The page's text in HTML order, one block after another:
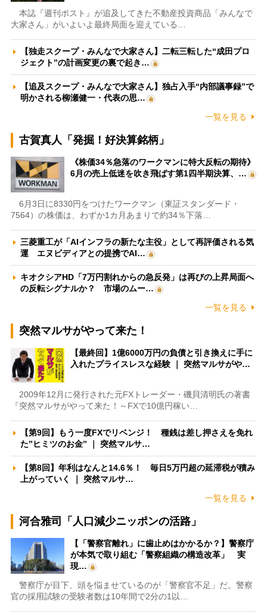
本誌『週刊ポスト』が追及してきた不動産投資商品「みんなで
大家さん」がいよいよ最終局面を迎えている…
【独走スクープ・みんなで大家さん】二転三転した“成田プロ
ジェクト”の計画変更の裏で起き…
【追及スクープ・みんなで大家さん】独占入手“内部議事録”で
明かされる柳瀬健一・代表の思…
一覧を見る
古賀真人「発掘！好決算銘柄」
《株価34％急落のワークマンに特大反転の期待》
6月の売上低迷を吹き飛ばす第1四半期決算、…
6月3日に8330円をつけたワークマン（東証スタンダード・
7564）の株価は、わずか1カ月あまりで約34％下落…
三菱重工が「AIインフラの新たな主役」として再評価される気
運 エヌビディアとの提携でAI…
キオクシアHD「7万円割れからの急反発」は再びの上昇局面へ
の反転シグナルか？ 市場のムー…
一覧を見る
突然マルサがやって来た！
【最終回】1億6000万円の負債と引き換えに手に
入れたプライスレスな経験 ｜ 突然マルサがや…
2009年12月に発行された元FXトレーダー・磯貝清明氏の著書
『突然マルサがやって来た！～FXで10億円稼い…
【第9回】もう一度FXでリベンジ！ 種銭は差し押さえを免れ
た”ヒミツのお金” ｜ 突然マルサ…
【第8回】年利はなんと14.6％！ 毎日5万円超の延滞税が積み
上がっていく ｜ 突然マルサ…
一覧を見る
河合雅司「人口減少ニッポンの活路」
【「警察官離れ」に歯止めはかかるか？】警察庁
が本気で取り組む「警察組織の構造改革」 実
現…
警察庁が目下、頭を悩ませているのが「警察官不足」だ。警察
官の採用試験の受験者数は10年間で2分の1以…